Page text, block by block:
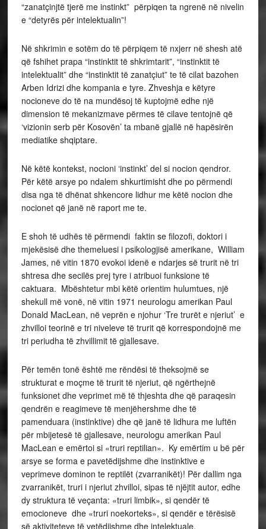
“zanatçinjtë tjerë me instinkt” përpiqen ta ngrenë në nivelin
e “detyrës për intelektualin”!
Në shkrimin e sotëm do të përpiqem të nxjerr në shesh atë
që fshihet prapa “instinktit të shkrimtarit”, “instinktit të
intelektualit” dhe “instinktit të zanatçiut” te të cilat bazohen
Arben Idrizi dhe kompania e tyre. Zhveshja e këtyre
nocioneve do të na mundësoj të kuptojmë edhe një
dimension të mekanizmave përmes të cilave tentojnë që
‘vizionin serb për Kosovën’ ta mbanë gjallë në hapësirën
mediatike shqiptare.
Në këtë kontekst, nocioni ‘instinkt’ del si nocion qendror.
Për këtë arsye po ndalem shkurtimisht dhe po përmendi
disa nga të dhënat shkencore lidhur me këtë nocion dhe
nocionet që janë në raport me te.
E shoh të udhës të përmendi faktin se filozofi, doktori i
mjekësisë dhe themeluesi i psikologjisë amerikane, William
James, në vitin 1870 evokoi idenë e ndarjes së trurit në tri
shtresa dhe secilës prej tyre i atribuoi funksione të
caktuara. Mbështetur mbi këtë orientim hulumtues, një
shekull më vonë, në vitin 1971 neurologu amerikan Paul
Donald MacLean, në veprën e njohur ‘Tre trurët e njeriut’ e
zhvilloi teorinë e tri niveleve të trurit që korrespondojnë me
tri periudha të zhvillimit të gjallesave.
Për temën tonë është me rëndësi të theksojmë se
strukturat e moçme të trurit të njeriut, që ngërthejnë
funksionet dhe veprimet më të thjeshta dhe që paraqesin
qendrën e reagimeve të menjëhershme dhe të
pamenduara (instinktive) dhe që janë të lidhura me luftën
për mbijetesë të gjallesave, neurologu amerikan Paul
MacLean e emërtoi si «truri reptilian». Ky emërtim u bë për
arsye se forma e pavetëdijshme dhe instinktive e
veprimeve dominon te reptilët (zvarranikët)! Për dallim nga
zvarranikët, truri i njeriut zhvilloi, sipas të njëjtit autor, edhe
dy struktura të veçanta: «truri limbik», si qendër të
emocioneve dhe «truri noekorteks», si qendër e tërësisë
së aktiviteteve të vetëdijshme dhe intelektuale.